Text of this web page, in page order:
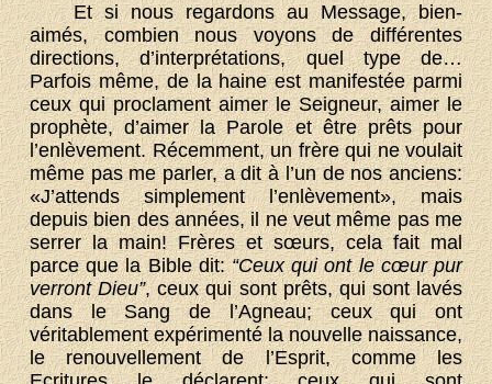
Et si nous regardons au Message, bien-
aimés, combien nous voyons de différentes
directions, d’interprétations, quel type de…
Parfois même, de la haine est manifestée parmi
ceux qui proclament aimer le Seigneur, aimer le
prophète, d’aimer la Parole et être prêts pour
l’enlèvement. Récemment, un frère qui ne voulait
même pas me parler, a dit à l’un de nos anciens:
«J’attends simplement l’enlèvement», mais
depuis bien des années, il ne veut même pas me
serrer la main! Frères et sœurs, cela fait mal
parce que la Bible dit:“Ceux qui ont le cœur pur
verront Dieu”, ceux qui sont prêts, qui sont lavés
dans le Sang de l’Agneau; ceux qui ont
véritablement expérimenté la nouvelle naissance,
le renouvellement de l’Esprit, comme les